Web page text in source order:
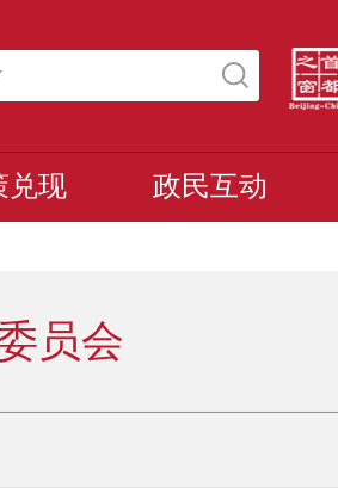
兑现 政民互动
员会